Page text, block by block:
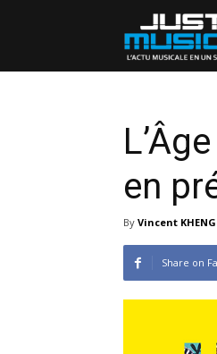
en
By Vincent KHENG
Share on